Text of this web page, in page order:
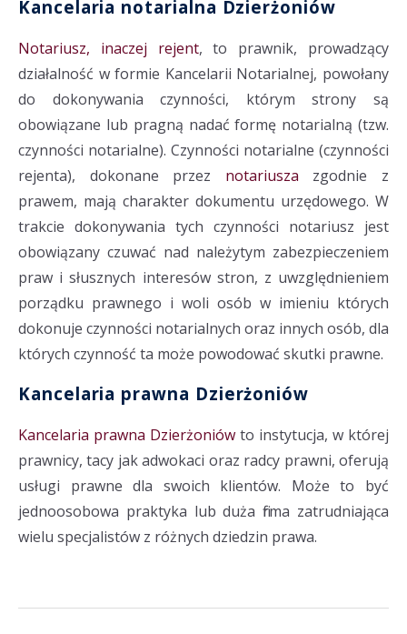
Kancelaria notarialna Dzierżoniów
Notariusz, inaczej rejent, to prawnik, prowadzący
działalność w formie Kancelarii Notarialnej, powołany
do dokonywania czynności, którym strony są
obowiązane lub pragną nadać formę notarialną (tzw.
czynności notarialne). Czynności notarialne (czynności
rejenta), dokonane przez notariusza zgodnie z
prawem, mają charakter dokumentu urzędowego. W
trakcie dokonywania tych czynności notariusz jest
obowiązany czuwać nad należytym zabezpieczeniem
praw i słusznych interesów stron, z uwzględnieniem
porządku prawnego i woli osób w imieniu których
dokonuje czynności notarialnych oraz innych osób, dla
których czynność ta może powodować skutki prawne.
Kancelaria prawna Dzierżoniów
Kancelaria prawna Dzierżoniów to instytucja, w której
prawnicy, tacy jak adwokaci oraz radcy prawni, oferują
usługi prawne dla swoich klientów. Może to być
jednoosobowa praktyka lub duża firma zatrudniająca
wielu specjalistów z różnych dziedzin prawa.